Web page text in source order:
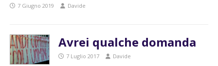
7 Giugno 2019 Davide
Avrei qualche domanda
7 Luglio 2017 Davide